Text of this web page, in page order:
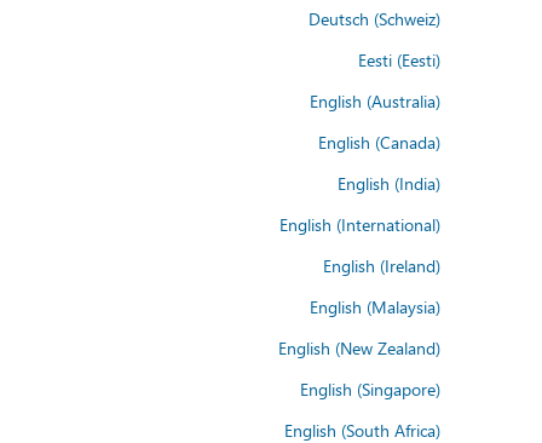
Deutsch (Schweiz)
Eesti (Eesti)
English (Australia)
English (Canada)
English (India)
English (International)
English (Ireland)
English (Malaysia)
English (New Zealand)
English (Singapore)
English (South Africa)